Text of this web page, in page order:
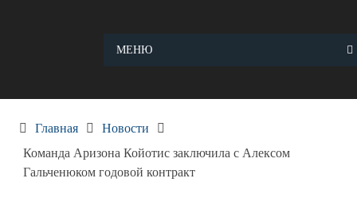
МЕНЮ
Главная
Новости
Команда Аризона Койотис заключила с Алексом
Гальченюком годовой контракт